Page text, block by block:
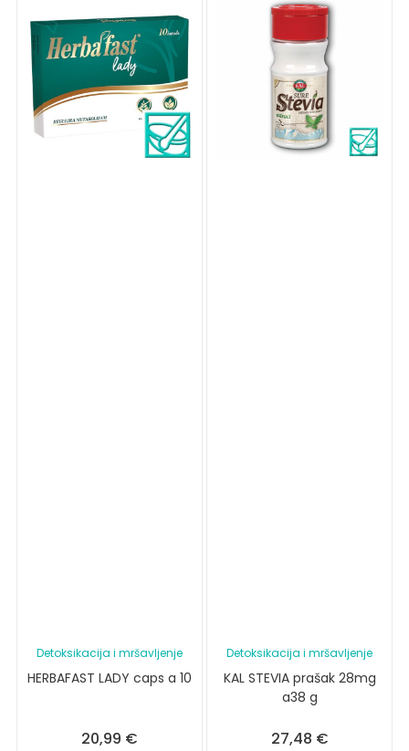
Detoksikacija i mršavljenje
HERBAFAST LADY caps a 10
20,99 €
Detoksikacija i mršavljenje
KAL STEVIA prašak 28mg
a38 g
27,48 €